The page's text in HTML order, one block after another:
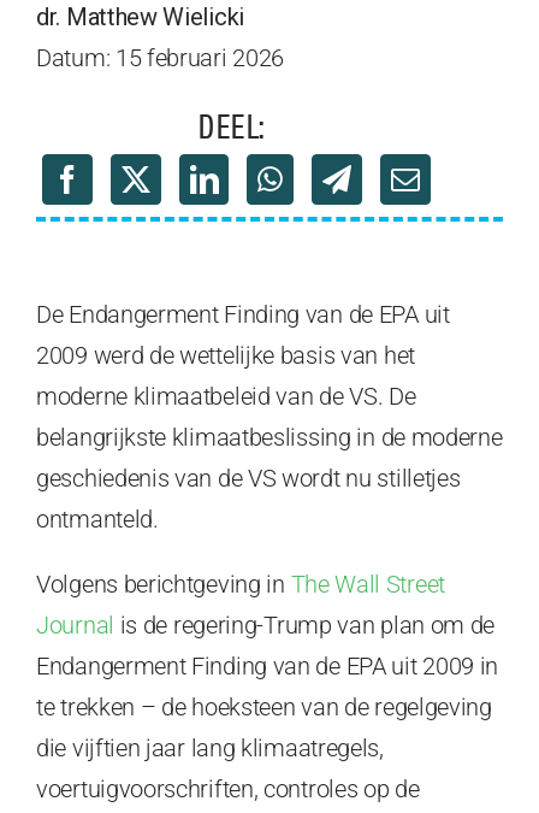
dr. Matthew Wielicki
Datum: 15 februari 2026
DEEL:
De Endangerment Finding van de EPA uit
2009 werd de wettelijke basis van het
moderne klimaatbeleid van de VS. De
belangrijkste klimaatbeslissing in de moderne
geschiedenis van de VS wordt nu stilletjes
ontmanteld.
Volgens berichtgeving in The Wall Street
Journal is de regering-Trump van plan om de
Endangerment Finding van de EPA uit 2009 in
te trekken – de hoeksteen van de regelgeving
die vijftien jaar lang klimaatregels,
voertuigvoorschriften, controles op de